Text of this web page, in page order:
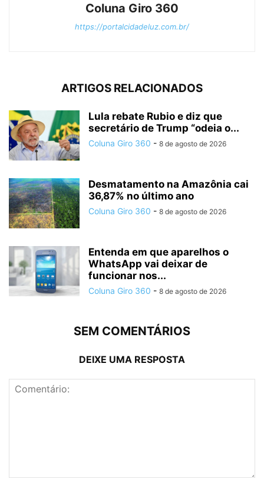
Coluna Giro 360
https://portalcidadeluz.com.br/
ARTIGOS RELACIONADOS
Lula rebate Rubio e diz que
secretário de Trump “odeia o...
Coluna Giro 360 - 8 de agosto de 2026
Desmatamento na Amazônia cai
36,87% no último ano
Coluna Giro 360 - 8 de agosto de 2026
Entenda em que aparelhos o
WhatsApp vai deixar de
funcionar nos...
Coluna Giro 360 - 8 de agosto de 2026
SEM COMENTÁRIOS
DEIXE UMA RESPOSTA